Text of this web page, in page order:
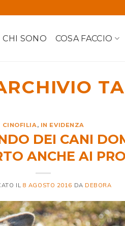
CHI SONO COSA FACCIO
CINOFILIA , IN EVIDENZA
DEI CANI
ANCHE AI
IL 8 AGOSTO 2016 DA DEBORA